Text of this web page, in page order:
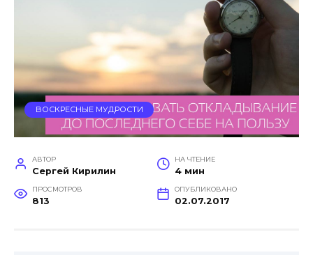
ВОСКРЕСНЫЕ МУДРОСТИ
АВТОР
Сергей Кирилин
НА ЧТЕНИЕ
4 мин
ПРОСМОТРОВ
813
ОПУБЛИКОВАНО
02.07.2017